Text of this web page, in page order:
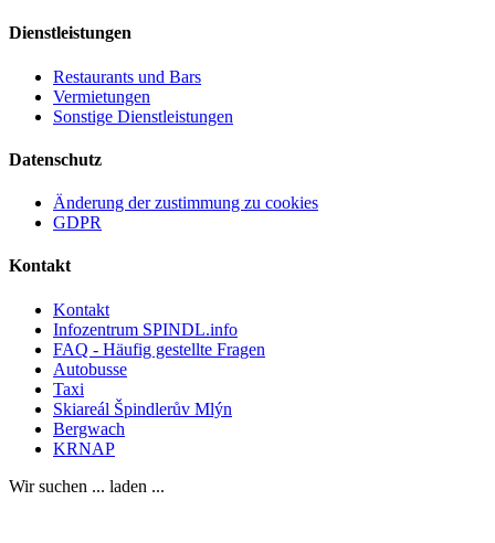
Dienstleistungen
Restaurants und Bars
Vermietungen
Sonstige Dienstleistungen
Datenschutz
Änderung der zustimmung zu cookies
GDPR
Kontakt
Kontakt
Infozentrum SPINDL.info
FAQ - Häufig gestellte Fragen
Autobusse
Taxi
Skiareál Špindlerův Mlýn
Bergwach
KRNAP
Wir suchen ... laden ...